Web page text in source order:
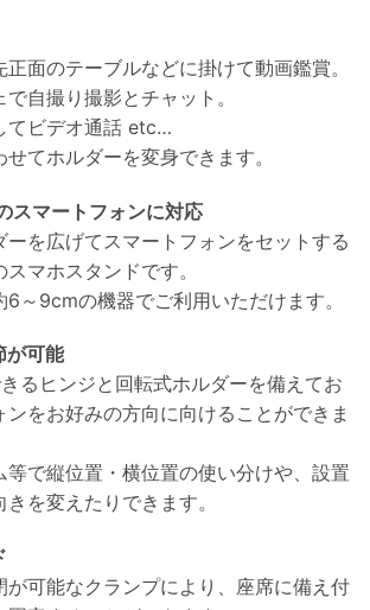
正面のテーブルなどに掛けて動画鑑賞。
で自撮り撮影とチャット。
てビデオ通話 etc…
てホルダーを変身できます。
マートフォンに対応
ーを広げてスマートフォンをセットする
マホスタンドです。
～9cmの機器でご利用いただけます。
が可能
るヒンジと回転式ホルダーを備えてお
ンをお好みの方向に向けることができま
等で縦位置・横位置の使い分けや、設置
を変えたりできます。
可能なクランプにより、座席に備え付